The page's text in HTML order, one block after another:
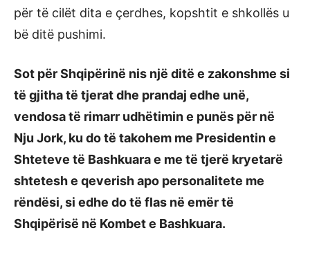
për të cilët dita e çerdhes, kopshtit e shkollës u
bë ditë pushimi.
Sot për Shqipërinë nis një ditë e zakonshme si
të gjitha të tjerat dhe prandaj edhe unë,
vendosa të rimarr udhëtimin e punës për në
Nju Jork, ku do të takohem me Presidentin e
Shteteve të Bashkuara e me të tjerë kryetarë
shtetesh e qeverish apo personalitete me
rëndësi, si edhe do të flas në emër të
Shqipërisë në Kombet e Bashkuara.